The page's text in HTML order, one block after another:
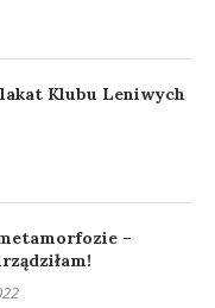
Klubu Leniwych
–